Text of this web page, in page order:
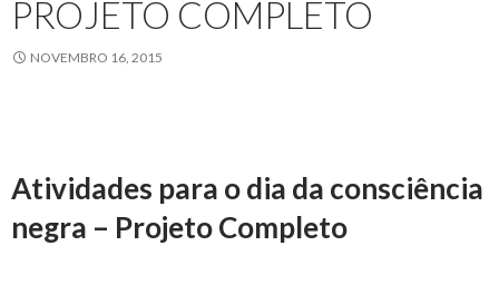
PROJETO COMPLETO
NOVEMBRO 16, 2015
Atividades para o dia da consciência
negra – Projeto Completo